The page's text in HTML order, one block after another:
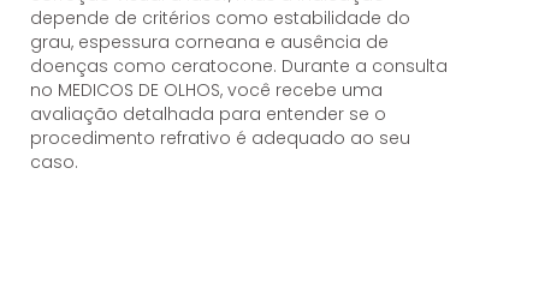
depende de critérios como estabilidade do
grau, espessura corneana e ausência de
doenças como ceratocone. Durante a consulta
no MEDICOS DE OLHOS, você recebe uma
avaliação detalhada para entender se o
procedimento refrativo é adequado ao seu
caso.